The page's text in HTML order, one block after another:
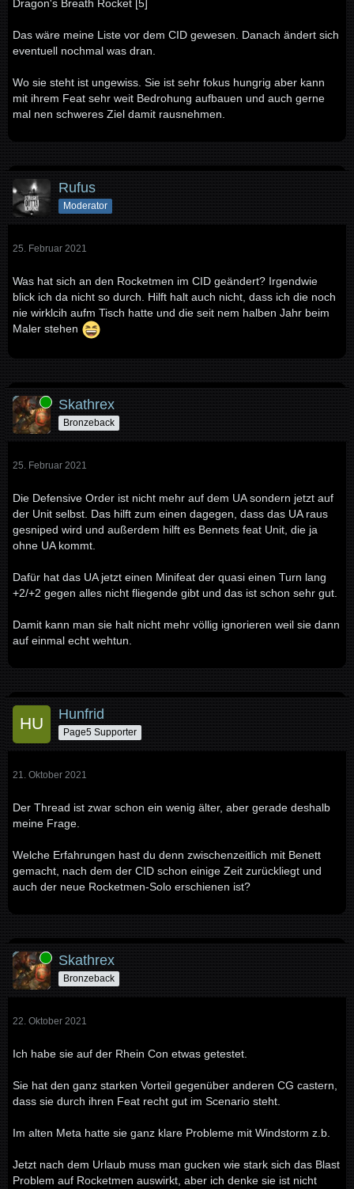
Dragon's Breath Rocket [5]
Das wäre meine Liste vor dem CID gewesen. Danach ändert sich
eventuell nochmal was dran.
Wo sie steht ist ungewiss. Sie ist sehr fokus hungrig aber kann
mit ihrem Feat sehr weit Bedrohung aufbauen und auch gerne
mal nen schweres Ziel damit rausnehmen.
Rufus
Moderator
25. Februar 2021
Was hat sich an den Rocketmen im CID geändert? Irgendwie
blick ich da nicht so durch. Hilft halt auch nicht, dass ich die noch
nie wirklcih aufm Tisch hatte und die seit nem halben Jahr beim
Maler stehen
Online Skathrex
Bronzeback
25. Februar 2021
Die Defensive Order ist nicht mehr auf dem UA sondern jetzt auf
der Unit selbst. Das hilft zum einen dagegen, dass das UA raus
gesniped wird und außerdem hilft es Bennets feat Unit, die ja
ohne UA kommt.
Dafür hat das UA jetzt einen Minifeat der quasi einen Turn lang
+2/+2 gegen alles nicht fliegende gibt und das ist schon sehr gut.
Damit kann man sie halt nicht mehr völlig ignorieren weil sie dann
auf einmal echt wehtun.
Hunfrid
Page5 Supporter
21. Oktober 2021
Der Thread ist zwar schon ein wenig älter, aber gerade deshalb
meine Frage.
Welche Erfahrungen hast du denn zwischenzeitlich mit Benett
gemacht, nach dem der CID schon einige Zeit zurückliegt und
auch der neue Rocketmen-Solo erschienen ist?
Online Skathrex
Bronzeback
22. Oktober 2021
Ich habe sie auf der Rhein Con etwas getestet.
Sie hat den ganz starken Vorteil gegenüber anderen CG castern,
dass sie durch ihren Feat recht gut im Scenario steht.
Im alten Meta hatte sie ganz klare Probleme mit Windstorm z.b.
Jetzt nach dem Urlaub muss man gucken wie stark sich das Blast
Problem auf Rocketmen auswirkt, aber ich denke sie ist nicht